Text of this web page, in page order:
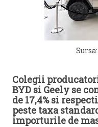
Colegii
BYD si Geely se
de 17,4% si
peste taxa
importurile de